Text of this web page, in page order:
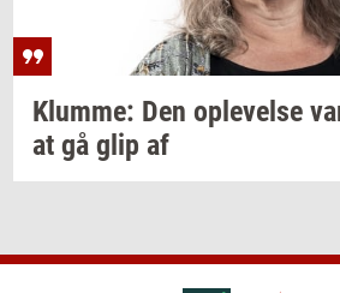
Klum­me: Den op­le­vel­se
at gå glip af